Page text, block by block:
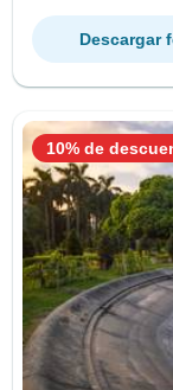
Descargar
10% de